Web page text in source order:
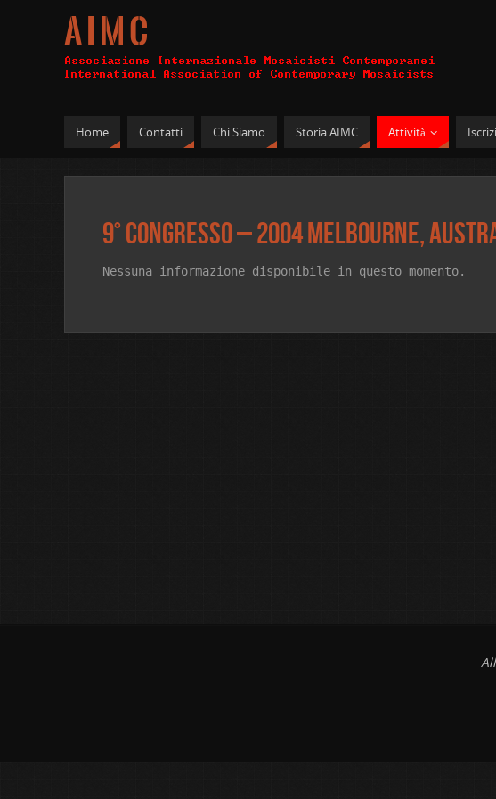
A I M C
Home Contatti Chi Siamo Storia AIMC Attività
9° Congresso – 2004 Melbourne,
Nessuna informazione disponibile in questo momento.